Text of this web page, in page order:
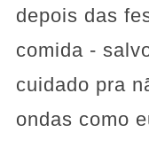
depois das
comida -
cuidado pra
ondas como